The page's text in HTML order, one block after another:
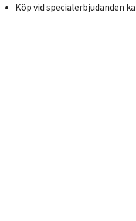
Köp vid specialerbjudanden